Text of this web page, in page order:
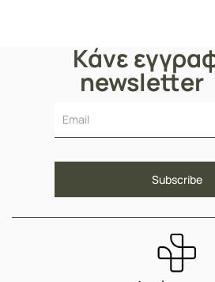
Κάνε